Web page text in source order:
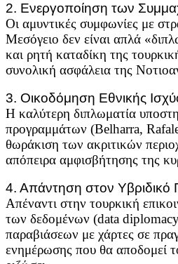
2. Ενεργοποίηση των
Οι αμυντικές συμφωνίες με
Μεσόγειο δεν είναι απλά
και ρητή καταδίκη της
συνολική ασφάλεια της
3. Οικοδόμηση Εθνικής
Η καλύτερη διπλωματία
προγραμμάτων (Belharra,
θωράκιση των ακριτικών
απόπειρα αμφισβήτησης της
4. Απάντηση στον Υβριδικό
Απέναντι στην τουρκική
των δεδομένων (data
παραβιάσεων με χάρτες σε
ενημέρωσης που θα αποδομεί